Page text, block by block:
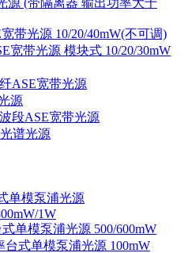
源 (带隔离器 输出功率大于
带光源 10/20/40mW(不可调)
宽带光源 模块式 10/20/30mW
ASE宽带光源
源
段ASE宽带光源
谱光源
单模泵浦光源
1W
单模泵浦光源 500/600mW
台式单模泵浦光源 100mW